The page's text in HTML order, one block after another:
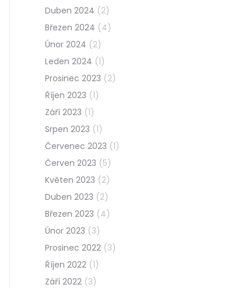
Duben 2024 (2)
Březen 2024 (4)
Únor 2024 (2)
Leden 2024 (1)
Prosinec 2023 (2)
Říjen 2023 (1)
Září 2023 (1)
Srpen 2023 (1)
Červenec 2023 (1)
Červen 2023 (5)
Květen 2023 (2)
Duben 2023 (2)
Březen 2023 (4)
Únor 2023 (3)
Prosinec 2022 (3)
Říjen 2022 (1)
Září 2022 (3)